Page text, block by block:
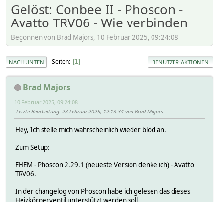
Gelöst: Conbee II - Phoscon -
Avatto TRV06 - Wie verbinden
Begonnen von Brad Majors, 10 Februar 2025, 09:24:08
NACH UNTEN Seiten 1 BENUTZER-AKTIONEN
Brad Majors
10 Februar 2025, 09:24:08
Letzte Bearbeitung: 28 Februar 2025, 12:13:34 von Brad Majors
Hey, Ich stelle mich wahrscheinlich wieder blöd an.
Zum Setup:
FHEM - Phoscon 2.29.1 (neueste Version denke ich) - Avatto
TRV06.
In der changelog von Phoscon habe ich gelesen das dieses
Heizkörperventil unterstützt werden soll.